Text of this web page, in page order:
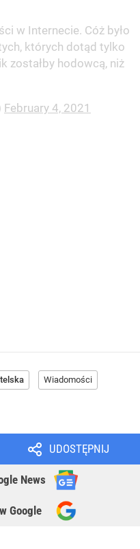
w Internecie. Cóż było
których dotąd tylko
zostałby hodowcą, niż
February 4, 2021
Wiadomości
UDOSTĘPNIJ
News
Google